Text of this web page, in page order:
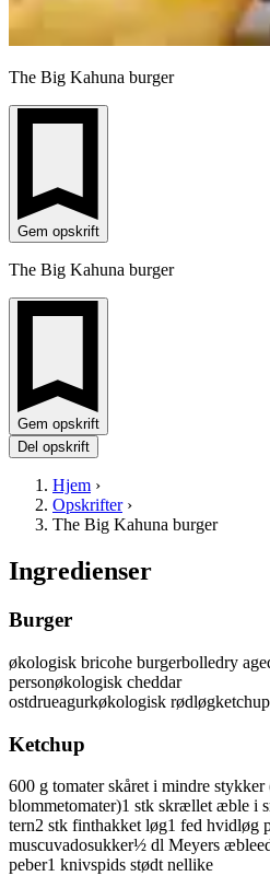
The Big Kahuna burger
Gem opskrift
The Big Kahuna burger
Gem opskrift
Del opskrift
Hjem ›
Opskrifter›
The Big Kahuna burger
Ingredienser
Burger
økologisk bricohe burgerbolledry
personøkologisk cheddar
ostdrueagurkøkologisk rødløgketchup
Ketchup
600 g tomater skåret i mindre stykker
blommetomater)1 stk skrællet æble i
tern2 stk finthakket løg1 fed hvidløg
muscuvadosukker½ dl Meyers
peber1 knivspids stødt nellike